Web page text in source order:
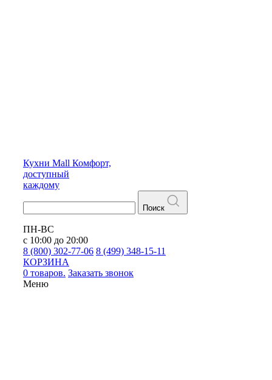
Кухни Mall Комфорт,
доступный
каждому
Поиск
ПН-ВС
с 10:00 до 20:00
8 (800) 302-77-06 8 (499) 348-15-11
КОРЗИНА
0 товаров. Заказать звонок
Меню